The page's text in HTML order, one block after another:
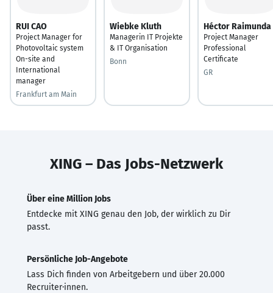
RUI CAO
Project Manager for
Photovoltaic system
On-site and
International
manager
Frankfurt am Main
Wiebke Kluth
Managerin IT Projekte
& IT Organisation
Bonn
Héctor Raimunda
Project Manager
Professional
Certificate
GR
XING – Das Jobs-Netzwerk
Über eine Million Jobs
Entdecke mit XING genau den Job, der wirklich zu Dir
passt.
Persönliche Job-Angebote
Lass Dich finden von Arbeitgebern und über 20.000
Recruiter·innen.